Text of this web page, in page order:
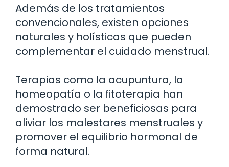
Además de los tratamientos
convencionales, existen opciones
naturales y holísticas que pueden
complementar el cuidado menstrual.
Terapias como la acupuntura, la
homeopatía o la fitoterapia han
demostrado ser beneficiosas para
aliviar los malestares menstruales y
promover el equilibrio hormonal de
forma natural.